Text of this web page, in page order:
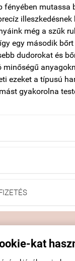
kat
fényében mutassa
még a szűk
egy második
dudorokat és
minőségű
ezeket a típusú
gyakorolna